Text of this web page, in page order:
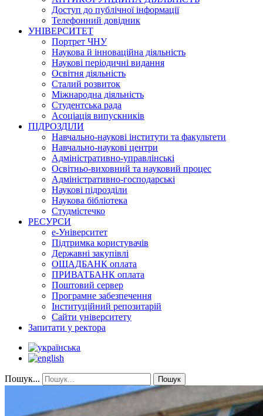
Доступ до публічної інформації
Телефонний довідник
УНІВЕРСИТЕТ
Портрет ЧНУ
Наукова й інноваційна діяльність
Наукові періодичні видання
Освітня діяльність
Сталий розвиток
Міжнародна діяльність
Студентська рада
Асоціація випускників
ПІДРОЗДІЛИ
Навчально-наукові інститути та факультети
Навчально-наукові центри
Адміністративно-управлінські
Освітньо-виховний та науковий процес
Адміністративно-господарські
Наукові підрозділи
Наукова бібліотека
Студмістечко
РЕСУРСИ
е-Університет
Підтримка користувачів
Державні закупівлі
ОЩАДБАНК оплата
ПРИВАТБАНК оплата
Поштовий сервер
Програмне забезпечення
Інституційний репозитарій
Сайти університету
Запитати у ректора
Пошук... Пошук